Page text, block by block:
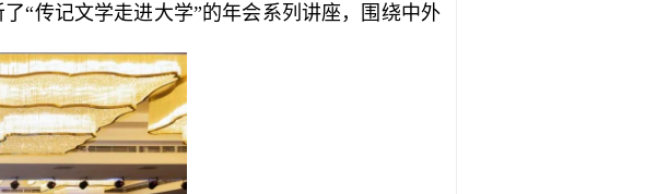
“传记文学走进大学”的年会系列讲座，围绕中外